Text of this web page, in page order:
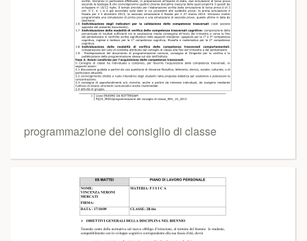
programmazione del consiglio di classe